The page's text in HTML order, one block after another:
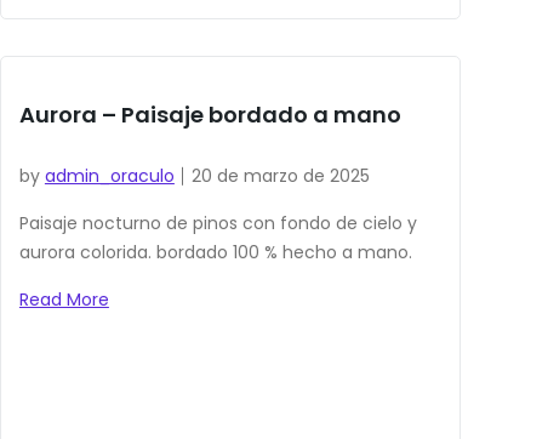
Aurora – Paisaje bordado a mano
by admin_oraculo
20 de marzo de 2025
Paisaje nocturno de pinos con fondo de cielo y
aurora colorida. bordado 100 % hecho a mano.
Read More